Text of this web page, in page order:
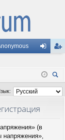
д ис
тр
ск
(в